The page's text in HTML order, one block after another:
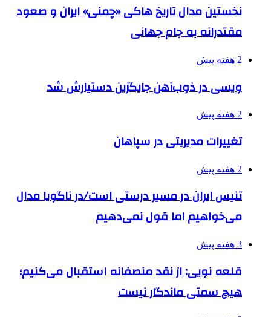
نخستین مدال تاریخ هاکی «چمنی» ایران و صعود
مقتدرانه به جام جهانی
2 هفته پیش
ویسی در ذوب‌آهن جایگزین دستیارش شد
2 هفته پیش
تغییرات مدیریتی در سپاهان
2 هفته پیش
تنیس ایران در مسیر درستی است/در ناگویا مدال
می‌خواهیم اما قول نمی‌دهیم
3 هفته پیش
قلعه نویی: از نقد منصفانه استقبال می‌کنیم؛
هیچ سمتی ماندگار نیست